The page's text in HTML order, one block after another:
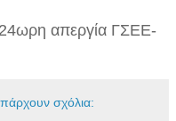
απεργία ΓΣΕΕ-
σχόλια: